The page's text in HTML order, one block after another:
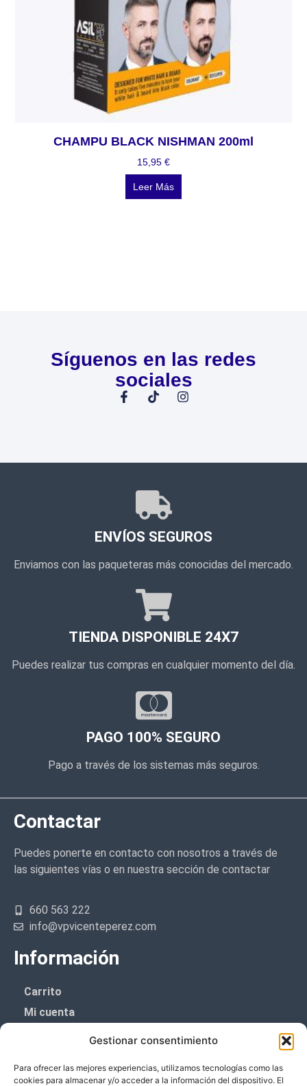
Gestionar consentimiento
Para ofrecer las mejores experiencias, utilizamos tecnologías como las
cookies para almacenar y/o acceder a la información del dispositivo. El
CHAMPU BLACK NISHMAN 200ml
15,95 €
Leer Más
Síguenos en las redes
sociales
ENVÍOS SEGUROS
Enviamos con las paqueteras más conocidas del mercado.
TIENDA DISPONIBLE 24X7
Puedes realizar tus compras en cualquier momento del día.
PAGO 100% SEGURO
Pago a través de los sistemas más seguros.
Contactar
Puedes ponerte en contacto con nosotros a través de
las siguientes vías o en nuestra sección de contactar
660 563 222
info@vpvicenteperez.com
Información
Carrito
Mi cuenta
Política de cookies (UE)